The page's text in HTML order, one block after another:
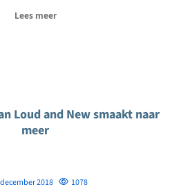
Lees meer
Loud and New smaakt naar
meer
2018 1078